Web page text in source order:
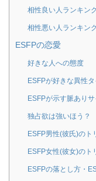
相性良い人ランキン
相性悪い人ランキン
ESFPの恋愛
好きな人への態度
ESFPが好きな異性
ESFPが示す脈ありサ
独占欲は強いほう？
ESFP男性(彼氏)のト
ESFP女性(彼女)のト
ESFPの落とし方・